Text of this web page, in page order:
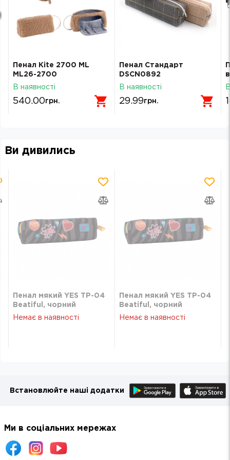
Пенал Kite 2700 ML
ML26-2700
В наявності
540.00грн.
Пенал Стандарт
DSCN0892
В наявності
29.99грн.
Ви дивились
Пенал мякий YES TP-04
Beatiful, чорний
Немає в наявності
Пенал мякий YES TP-04
Beatiful, чорний
Немає в наявності
Встановлюйте наші додатки
Ми в соціальних мережах